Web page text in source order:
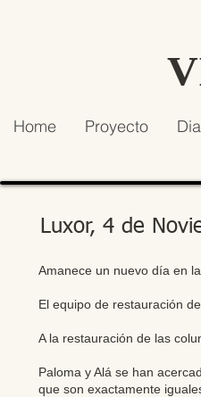
Home Proyecto
Luxor, 4 de
Amanece un nuevo día en
El equipo de restauración
A la restauración de las
Paloma y Alá se han
que son exactamente